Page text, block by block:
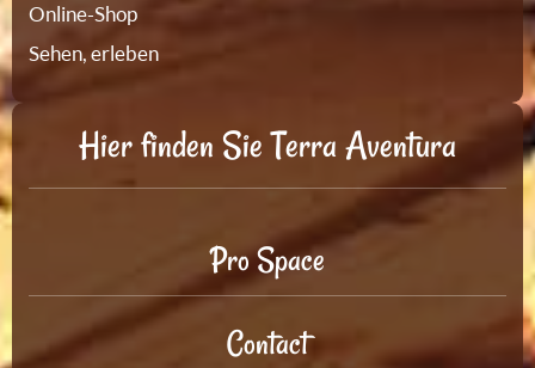
Online-Shop
Sehen, erleben
Hier finden Sie Terra Aventura
Pro Space
Contact